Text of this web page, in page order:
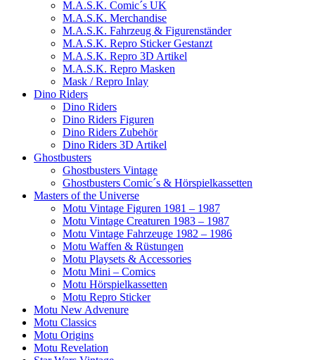
M.A.S.K. Comic´s UK
M.A.S.K. Merchandise
M.A.S.K. Fahrzeug & Figurenständer
M.A.S.K. Repro Sticker Gestanzt
M.A.S.K. Repro 3D Artikel
M.A.S.K. Repro Masken
Mask / Repro Inlay
Dino Riders
Dino Riders
Dino Riders Figuren
Dino Riders Zubehör
Dino Riders 3D Artikel
Ghostbusters
Ghostbusters Vintage
Ghostbusters Comic´s & Hörspielkassetten
Masters of the Universe
Motu Vintage Figuren 1981 – 1987
Motu Vintage Creaturen 1983 – 1987
Motu Vintage Fahrzeuge 1982 – 1986
Motu Waffen & Rüstungen
Motu Playsets & Accessories
Motu Mini – Comics
Motu Hörspielkassetten
Motu Repro Sticker
Motu New Advenure
Motu Classics
Motu Origins
Motu Revelation